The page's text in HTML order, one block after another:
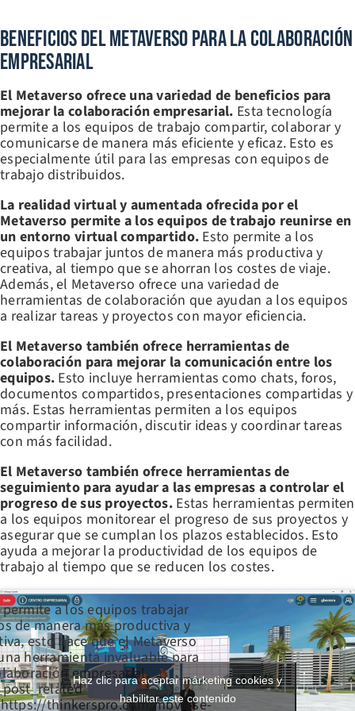
Beneficios Del Metaverso Para La Colaboración
Empresarial
El Metaverso ofrece una variedad de beneficios para
mejorar la colaboración empresarial. Esta tecnología
permite a los equipos de trabajo compartir, colaborar y
comunicarse de manera más eficiente y eficaz. Esto es
especialmente útil para las empresas con equipos de
trabajo distribuidos.
La realidad virtual y aumentada ofrecida por el
Metaverso permite a los equipos de trabajo reunirse en
un entorno virtual compartido. Esto permite a los
equipos trabajar juntos de manera más productiva y
creativa, al tiempo que se ahorran los costes de viaje.
Además, el Metaverso ofrece una variedad de
herramientas de colaboración que ayudan a los equipos
a realizar tareas y proyectos con mayor eficiencia.
El Metaverso también ofrece herramientas de
colaboración para mejorar la comunicación entre los
equipos. Esto incluye herramientas como chats, foros,
documentos compartidos, presentaciones compartidas y
más. Estas herramientas permiten a los equipos
compartir información, discutir ideas y coordinar tareas
con más facilidad.
El Metaverso también ofrece herramientas de
seguimiento para ayudar a las empresas a controlar el
progreso de sus proyectos. Estas herramientas permiten
a los equipos monitorear el progreso de sus proyectos y
asegurar que se cumplan los plazos establecidos. Esto
ayuda a mejorar la productividad de los equipos de
trabajo al tiempo que se reducen los costes.
permite a los equipos trabajar
de manera más productiva y
esto hace que el Metaverso
herramienta invaluable para
empresarial.
thinkerspro.com/mbverse-
Haz clic para aceptar márketing cookies y
habilitar este contenido